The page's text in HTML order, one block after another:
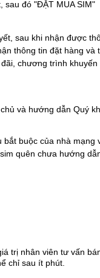
sau đó "ĐẶT MUA SIM"
sau khi nhận được
thông tin đặt hàng và
chương trình khuyến
và hướng dẫn Quý
buộc của nhà mạng
quên chưa hướng
trị nhân viên tư vấn
chỉ sau ít phút.